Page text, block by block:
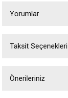
Yorumlar
Taksit Seçenekleri
Önerileriniz